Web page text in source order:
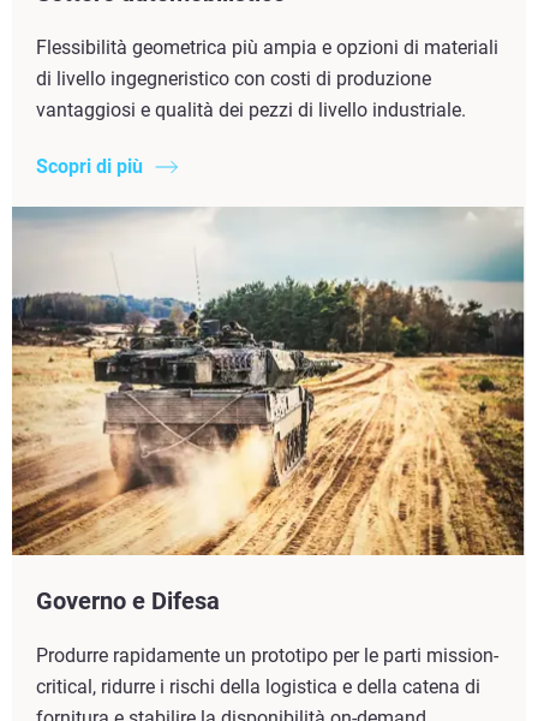
Flessibilità geometrica più ampia e opzioni di materiali
di livello ingegneristico con costi di produzione
vantaggiosi e qualità dei pezzi di livello industriale.
Scopri di più
Governo e Difesa
Produrre rapidamente un prototipo per le parti mission-
critical, ridurre i rischi della logistica e della catena di